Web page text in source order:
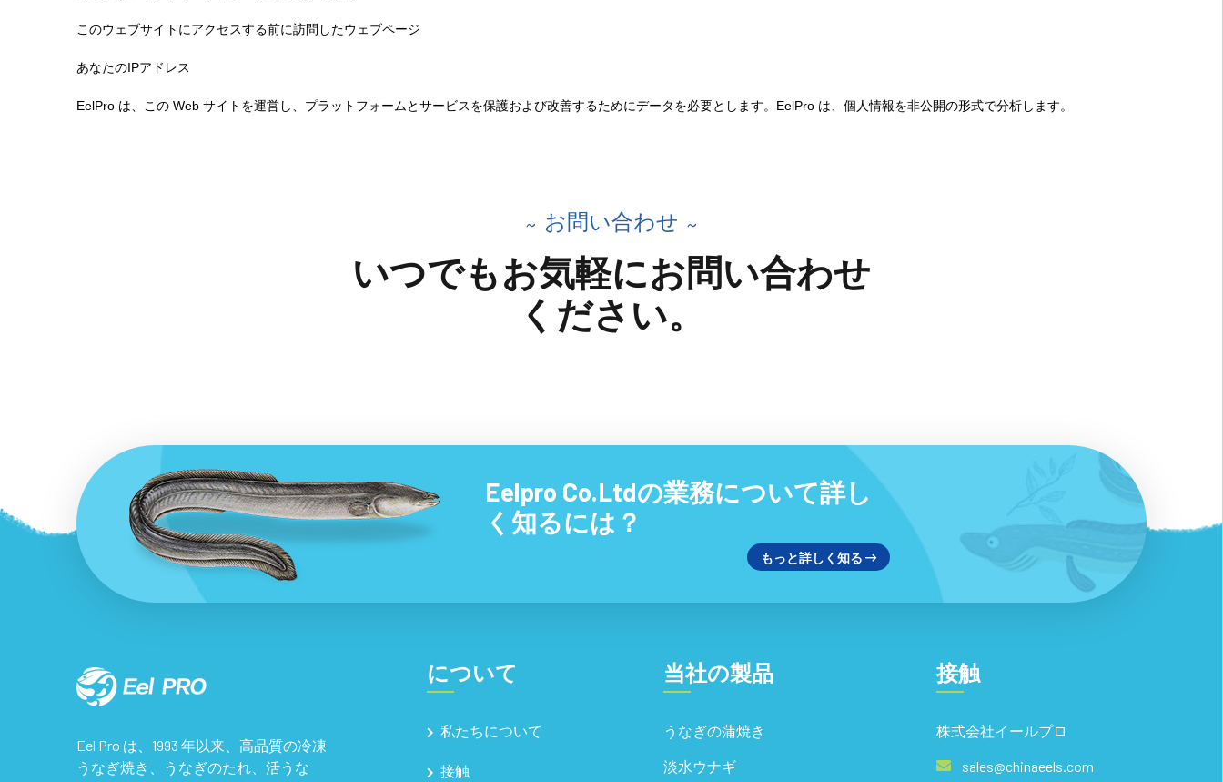
このウェブサイトにアクセスする前に訪問したウェブページ
あなたのIPアドレス
EelPro は、この Web サイトを運営し、プラットフォームとサービスを保護および改善するためにデータを必要とします。EelPro は、個人情報を非公開の形式で分析します。
お問い合わせ
いつでもお気軽にお問い合わせ
ください。
Eelpro Co.Ltdの業務について詳し
く知るには？
もっと詳しく知る
Eel Pro は、1993 年以来、高品質の冷凍
うなぎ焼き、うなぎのたれ、活うな
について
私たちについて
接触
当社の製品
うなぎの蒲焼き
淡水ウナギ
接触
株式会社イールプロ
sales@chinaeels.com